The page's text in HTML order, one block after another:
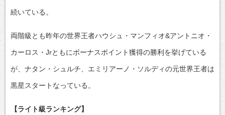
続いている。
両階級とも昨年の世界王者ハウシュ・マンフィオ&アントニオ・
カーロス・Jrともにボーナスポイント獲得の勝利を挙げている
が、ナタン・シュルチ、エミリアーノ・ソルディの元世界王者は
黒星スタートなっている。
【ライト級ランキング】